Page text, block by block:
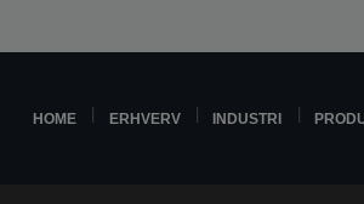
HOME ERHVERV INDUSTRI